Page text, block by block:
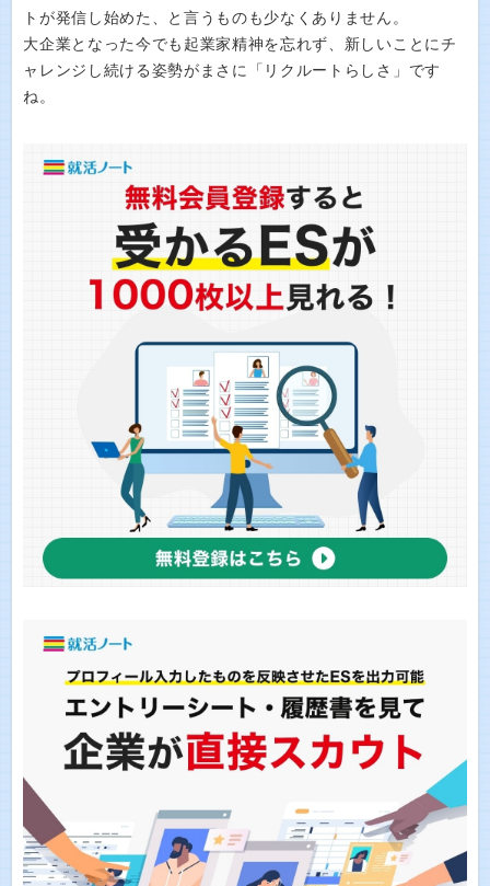
トが発信し始めた、と言うものも少なくありません。
大企業となった今でも起業家精神を忘れず、新しいことにチ
ャレンジし続ける姿勢がまさに「リクルートらしさ」です
ね。